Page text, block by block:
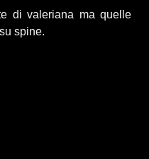
di valeriana ma quelle
spine.